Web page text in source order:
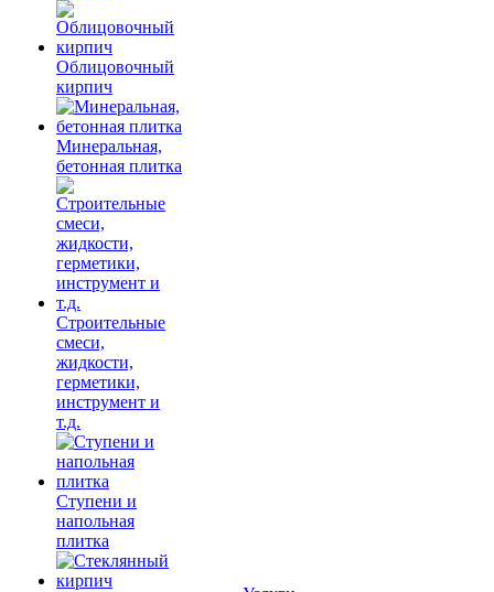
Облицовочный
кирпич
Минеральная,
бетонная плитка
Строительные
смеси,
жидкости,
герметики,
инструмент и
т.д.
Ступени и
напольная
плитка